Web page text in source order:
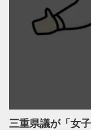
三重県議が「女